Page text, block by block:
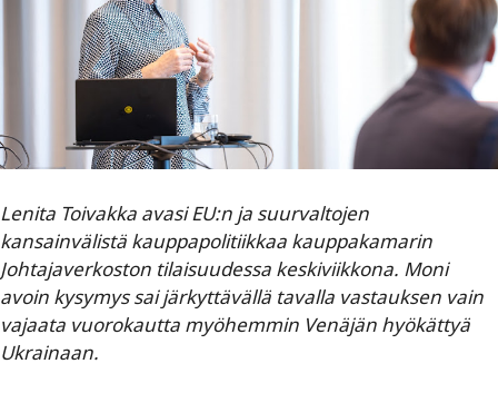
Lenita Toivakka avasi EU:n ja suurvaltojen
kansainvälistä kauppapolitiikkaa kauppakamarin
Johtajaverkoston tilaisuudessa keskiviikkona. Moni
avoin kysymys sai järkyttävällä tavalla vastauksen vain
vajaata vuorokautta myöhemmin Venäjän hyökättyä
Ukrainaan.